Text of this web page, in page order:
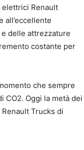
elettrici Renault
all’eccellente
delle attrezzature
costante per
che sempre
Oggi la metà dei
Trucks di